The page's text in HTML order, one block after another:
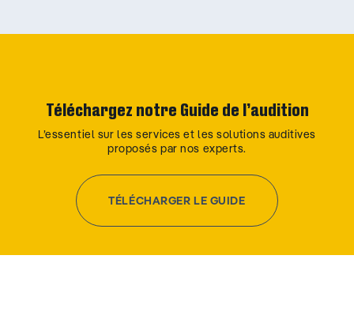
Téléchargez notre Guide de l’audition
L’essentiel sur les services et les solutions auditives
proposés par nos experts.
TÉLÉCHARGER LE GUIDE